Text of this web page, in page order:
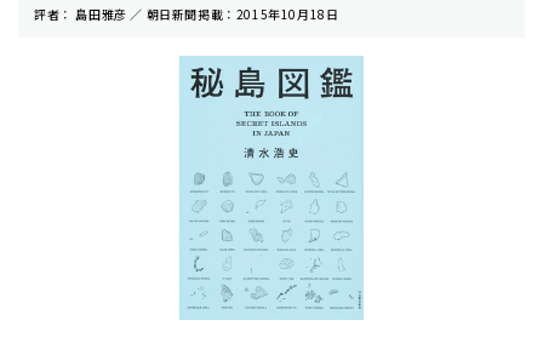
評者： 島田雅彦 ／ 朝⽇新聞掲載：2015年10月18日